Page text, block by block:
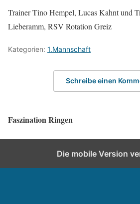
Trainer Tino Hempel, Lucas Kahnt und
Lieberamm, RSV Rotation Greiz
Kategorien: 1.Mannschaft
Schreibe einen
Faszination Ringen
Die mobile Version